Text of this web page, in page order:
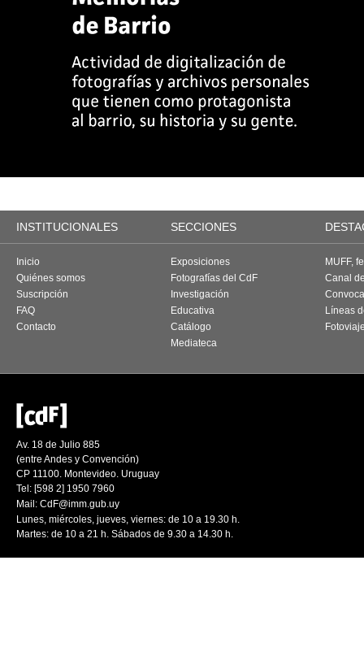
INSTITUCIONALES SECCIONES
Inicio
Quiénes somos
Suscripción
FAQ
Contacto
Exposiciones
Fotografías del CdF
Investigación
Educativa
Catálogo
Mediateca
MUFF,
Canal
Líneas
Av. 18 de Julio 885
(entre Andes y Convención)
CP 11100. Montevideo. Uruguay
Tel: [598 2] 1950 7960
Mail: CdF@imm.gub.uy
Lunes, miércoles, jueves, viernes: de 10 a 19.30 h.
Martes: de 10 a 21 h. Sábados de 9.30 a 14.30 h.